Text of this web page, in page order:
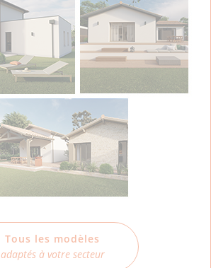
Tous les modèles
adaptés à votre secteur